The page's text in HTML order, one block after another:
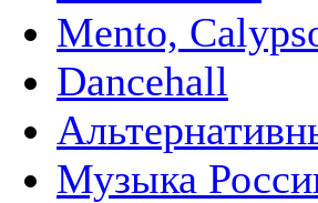
Mento,
Dancehall
Музыка